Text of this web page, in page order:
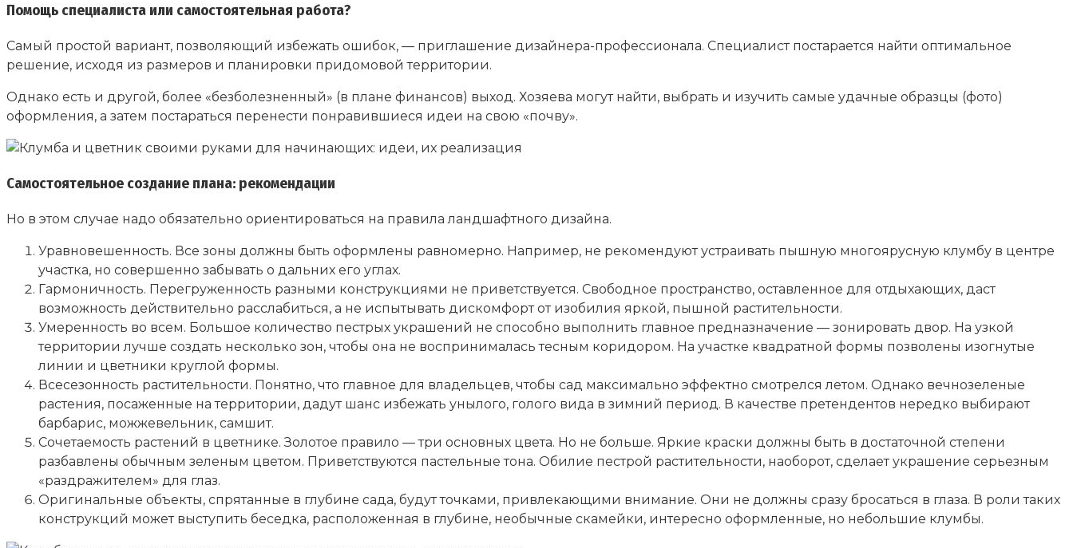
Помощь специалиста или самостоятельная работа?
Самый простой вариант, позволяющий избежать ошибок, — приглашение дизайнера-профессионала. Специалист постарается найти оптимальное
решение, исходя из размеров и планировки придомовой территории.
Однако есть и другой, более «безболезненный» (в плане финансов) выход. Хозяева могут найти, выбрать и изучить самые удачные образцы (фото)
оформления, а затем постараться перенести понравившиеся идеи на свою «почву».
Самостоятельное создание плана: рекомендации
Но в этом случае надо обязательно ориентироваться на правила ландшафтного дизайна.
Уравновешенность. Все зоны должны быть оформлены равномерно. Например, не рекомендуют устраивать пышную многоярусную клумбу в центре
участка, но совершенно забывать о дальних его углах.
Гармоничность. Перегруженность разными конструкциями не приветствуется. Свободное пространство, оставленное для отдыхающих, даст
возможность действительно расслабиться, а не испытывать дискомфорт от изобилия яркой, пышной растительности.
Умеренность во всем. Большое количество пестрых украшений не способно выполнить главное предназначение — зонировать двор. На узкой
территории лучше создать несколько зон, чтобы она не воспринималась тесным коридором. На участке квадратной формы позволены изогнутые
линии и цветники круглой формы.
Всесезонность растительности. Понятно, что главное для владельцев, чтобы сад максимально эффектно смотрелся летом. Однако вечнозеленые
растения, посаженные на территории, дадут шанс избежать унылого, голого вида в зимний период. В качестве претендентов нередко выбирают
барбарис, можжевельник, самшит.
Сочетаемость растений в цветнике. Золотое правило — три основных цвета. Но не больше. Яркие краски должны быть в достаточной степени
разбавлены обычным зеленым цветом. Приветствуются пастельные тона. Обилие пестрой растительности, наоборот, сделает украшение серьезным
«раздражителем» для глаз.
Оригинальные объекты, спрятанные в глубине сада, будут точками, привлекающими внимание. Они не должны сразу бросаться в глаза. В роли таких
конструкций может выступить беседка, расположенная в глубине, необычные скамейки, интересно оформленные, но небольшие клумбы.